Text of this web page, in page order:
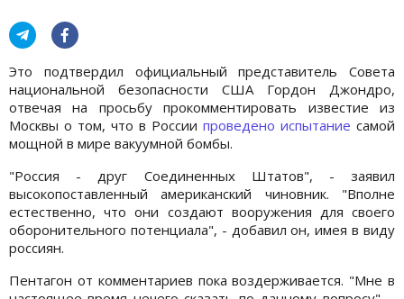
Это подтвердил официальный представитель Совета
национальной безопасности США Гордон Джондро,
отвечая на просьбу прокомментировать известие из
Москвы о том, что в России проведено испытание самой
мощной в мире вакуумной бомбы.
"Россия - друг Соединенных Штатов", - заявил
высокопоставленный американский чиновник. "Вполне
естественно, что они создают вооружения для своего
оборонительного потенциала", - добавил он, имея в виду
россиян.
Пентагон от комментариев пока воздерживается. "Мне в